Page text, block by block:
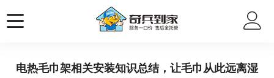
电热毛巾架相关安装知识总结，让毛巾从此远离湿